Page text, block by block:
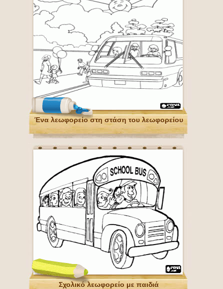
Ένα λεωφορείο στη στάση του λεωφορείου
Σχολικό λεωφορείο με παιδιά